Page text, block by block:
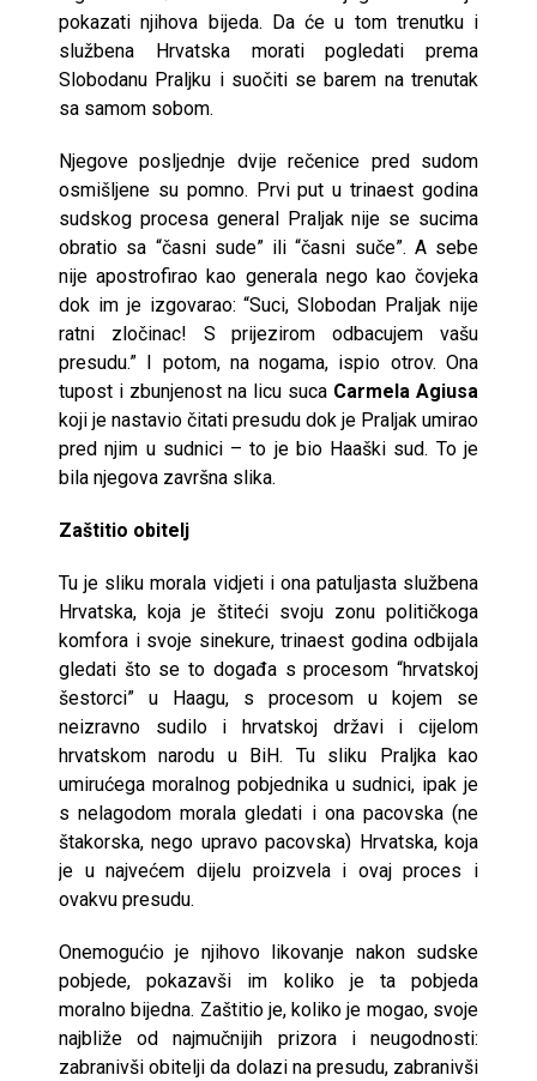
pokazati njihova bijeda. Da će u tom trenutku i
službena Hrvatska morati pogledati prema
Slobodanu Praljku i suočiti se barem na trenutak
sa samom sobom.
Njegove posljednje dvije rečenice pred sudom
osmišljene su pomno. Prvi put u trinaest godina
sudskog procesa general Praljak nije se sucima
obratio sa “časni sude” ili “časni suče”. A sebe
nije apostrofirao kao generala nego kao čovjeka
dok im je izgovarao: “Suci, Slobodan Praljak nije
ratni zločinac! S prijezirom odbacujem vašu
presudu.” I potom, na nogama, ispio otrov. Ona
tupost i zbunjenost na licu suca Carmela Agiusa
koji je nastavio čitati presudu dok je Praljak umirao
pred njim u sudnici – to je bio Haaški sud. To je
bila njegova završna slika.
Zaštitio obitelj
Tu je sliku morala vidjeti i ona patuljasta službena
Hrvatska, koja je štiteći svoju zonu političkoga
komfora i svoje sinekure, trinaest godina odbijala
gledati što se to događa s procesom “hrvatskoj
šestorci” u Haagu, s procesom u kojem se
neizravno sudilo i hrvatskoj državi i cijelom
hrvatskom narodu u BiH. Tu sliku Praljka kao
umirućega moralnog pobjednika u sudnici, ipak je
s nelagodom morala gledati i ona pacovska (ne
štakorska, nego upravo pacovska) Hrvatska, koja
je u najvećem dijelu proizvela i ovaj proces i
ovakvu presudu.
Onemogućio je njihovo likovanje nakon sudske
pobjede, pokazavši im koliko je ta pobjeda
moralno bijedna. Zaštitio je, koliko je mogao, svoje
najbliže od najmučnijih prizora i neugodnosti:
zabranivši obitelji da dolazi na presudu, zabranivši